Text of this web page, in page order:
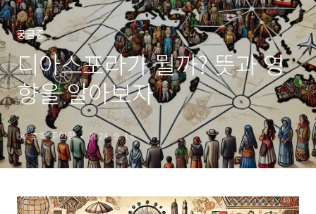
궁금증
디아스포라가 뭘까? 뜻과 영
향을 알아보자
by 호해 주인장 2024. 9. 14.